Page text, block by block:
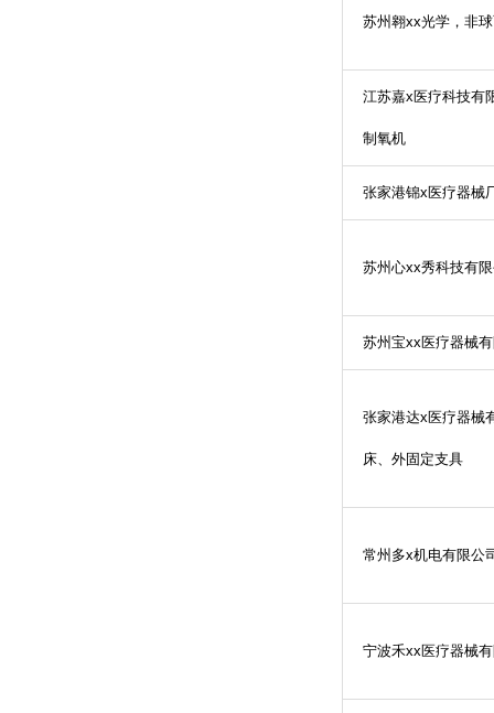
苏州翱xx光学，非
江苏嘉x医疗科技有
制氧机
张家港锦x医疗器械
苏州心xx秀科技有
苏州宝xx医疗器械
张家港达x医疗器械
床、外固定支具
常州多x机电有限公
宁波禾xx医疗器械